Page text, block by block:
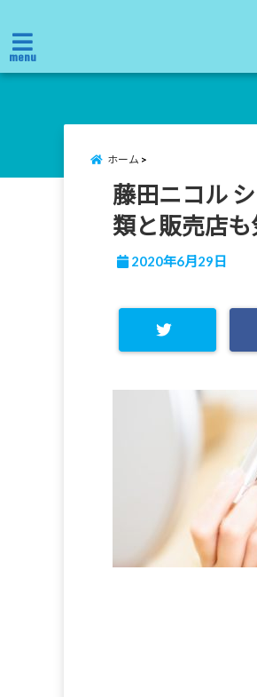
menu
ホーム
藤田ニコル
類と販売店も
2020年6月29日